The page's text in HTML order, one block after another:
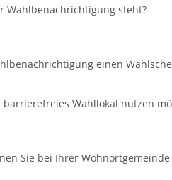
Wahlbenachrichtigung steht?
einen
Wahllokal nutzen
Sie bei Ihrer